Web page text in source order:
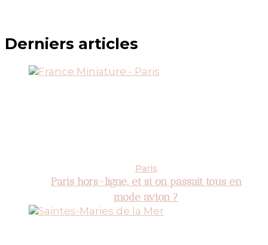
Derniers articles
Paris
Paris hors-ligne, et si on passait tous en
mode avion ?